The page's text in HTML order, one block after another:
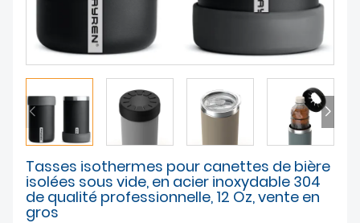
Tasses isothermes pour canettes de bière
isolées sous vide, en acier inoxydable 304
de qualité professionnelle, 12 Oz, vente en
gros